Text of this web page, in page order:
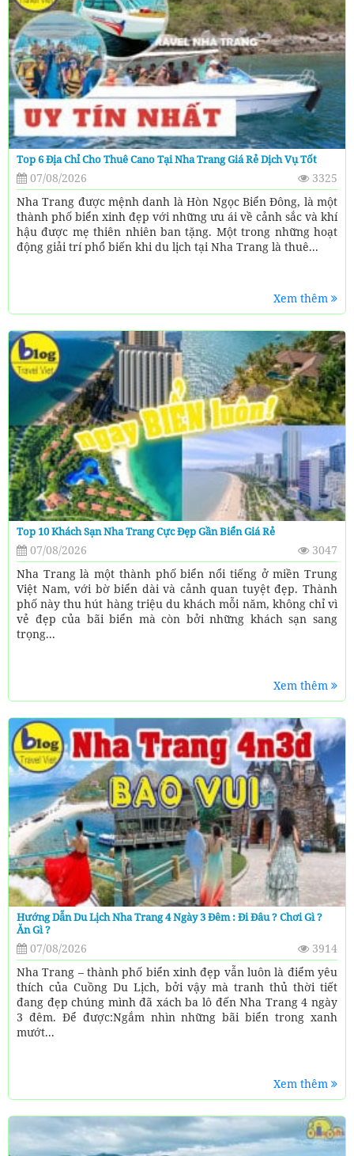
Top 6 Địa Chỉ Cho Thuê Cano Tại Nha Trang Giá Rẻ Dịch Vụ Tốt
07/08/2026
3325
Nha Trang được mệnh danh là Hòn Ngọc Biển Đông, là một
thành phố biển xinh đẹp với những ưu ái về cảnh sắc và khí
hậu được mẹ thiên nhiên ban tặng. Một trong những hoạt
động giải trí phổ biến khi du lịch tại Nha Trang là thuê...
Xem thêm
Top 10 Khách Sạn Nha Trang Cực Đẹp Gần Biển Giá Rẻ
07/08/2026
3047
Nha Trang là một thành phố biển nổi tiếng ở miền Trung
Việt Nam, với bờ biển dài và cảnh quan tuyệt đẹp. Thành
phố này thu hút hàng triệu du khách mỗi năm, không chỉ vì
vẻ đẹp của bãi biển mà còn bởi những khách sạn sang
trọng...
Xem thêm
Hướng Dẫn Du Lịch Nha Trang 4 Ngày 3 Đêm : Đi Đâu ? Chơi Gì ?
Ăn Gì ?
07/08/2026
3914
Nha Trang – thành phố biển xinh đẹp vẫn luôn là điểm yêu
thích của Cuồng Du Lịch, bởi vậy mà tranh thủ thời tiết
đang đẹp chúng mình đã xách ba lô đến Nha Trang 4 ngày
3 đêm. Để được:Ngắm nhìn những bãi biển trong xanh
mướt...
Xem thêm